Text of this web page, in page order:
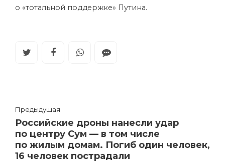
о «тотальной поддержке» Путина.
Предыдущая
Российские дроны нанесли удар
по центру Сум — в том числе
по жилым домам. Погиб один человек,
16 человек пострадали